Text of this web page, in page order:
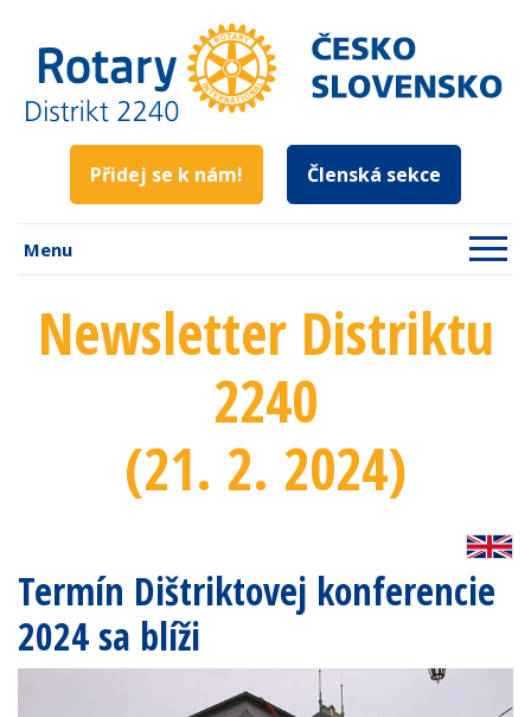
Přidej se k nám! Členská sekce
Menu
Newsletter Distriktu
2240
(21. 2. 2024)
Termín Dištriktovej konferencie
2024 sa blíži